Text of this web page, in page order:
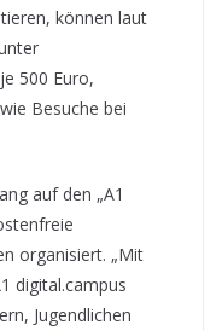
können laut
500 Euro,
Besuche bei
auf den „A1
organisiert. „Mit
digital.campus
Jugendlichen